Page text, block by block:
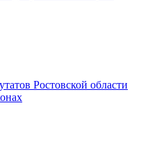
Ростовской области